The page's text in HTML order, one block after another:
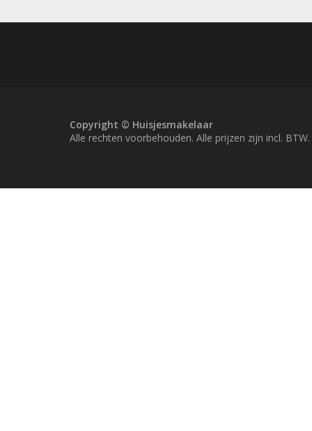
Copyright © Huisjesmakelaar
Alle rechten voorbehouden. Alle prijzen zijn incl. BTW.